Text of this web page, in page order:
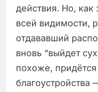
действия. Но, как
всей видимости,
отдававший
вновь “выйдет
похоже,
благоустройства